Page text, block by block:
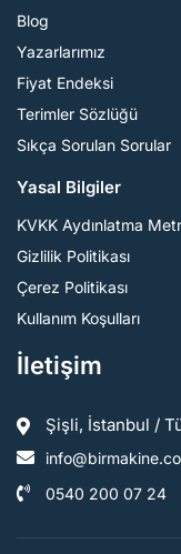
Blog
Yazarlarımız
Fiyat Endeksi
Terimler Sözlüğü
Sıkça Sorulan Sorular
Yasal Bilgiler
KVKK Aydınlatma
Gizlilik Politikası
Çerez Politikası
Kullanım Koşulları
İletişim
Şişli, İstanbul /
0540 200 07 24